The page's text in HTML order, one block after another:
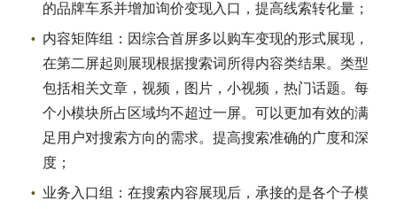
的品牌车系并增加询价变现入口，提高线索转化量；
内容矩阵组：因综合首屏多以购车变现的形式展现，
在第二屏起则展现根据搜索词所得内容类结果。类型
包括相关文章，视频，图片，小视频，热门话题。每
个小模块所占区域均不超过一屏。可以更加有效的满
足用户对搜索方向的需求。提高搜索准确的广度和深
度；
业务入口组：在搜索内容展现后，承接的是各个子模